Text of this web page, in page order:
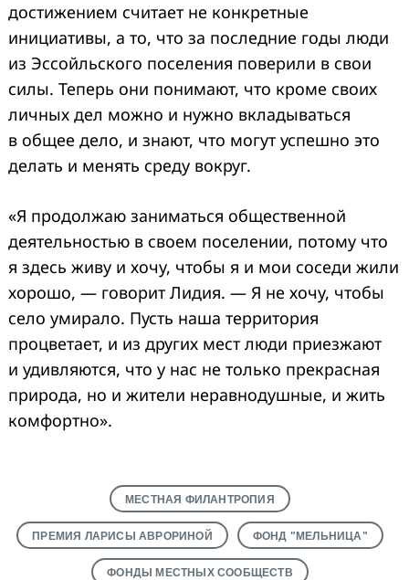
достижением считает не конкретные
инициативы, а то, что за последние годы люди
из Эссойльского поселения поверили в свои
силы. Теперь они понимают, что кроме своих
личных дел можно и нужно вкладываться
в общее дело, и знают, что могут успешно это
делать и менять среду вокруг.
«Я продолжаю заниматься общественной
деятельностью в своем поселении, потому что
я здесь живу и хочу, чтобы я и мои соседи жили
хорошо, — говорит Лидия. — Я не хочу, чтобы
село умирало. Пусть наша территория
процветает, и из других мест люди приезжают
и удивляются, что у нас не только прекрасная
природа, но и жители неравнодушные, и жить
комфортно».
МЕСТНАЯ ФИЛАНТРОПИЯ
ПРЕМИЯ ЛАРИСЫ АВРОРИНОЙ ФОНД "МЕЛЬНИЦА"
ФОНДЫ МЕСТНЫХ СООБЩЕСТВ